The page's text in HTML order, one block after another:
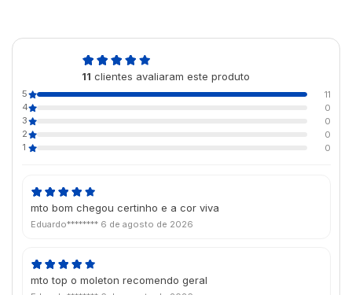
11 clientes avaliaram este produto
5
11
4
0
3
0
2
0
1
0
mto bom chegou certinho e a cor viva
Eduardo******** 6 de agosto de 2026
mto top o moleton recomendo geral